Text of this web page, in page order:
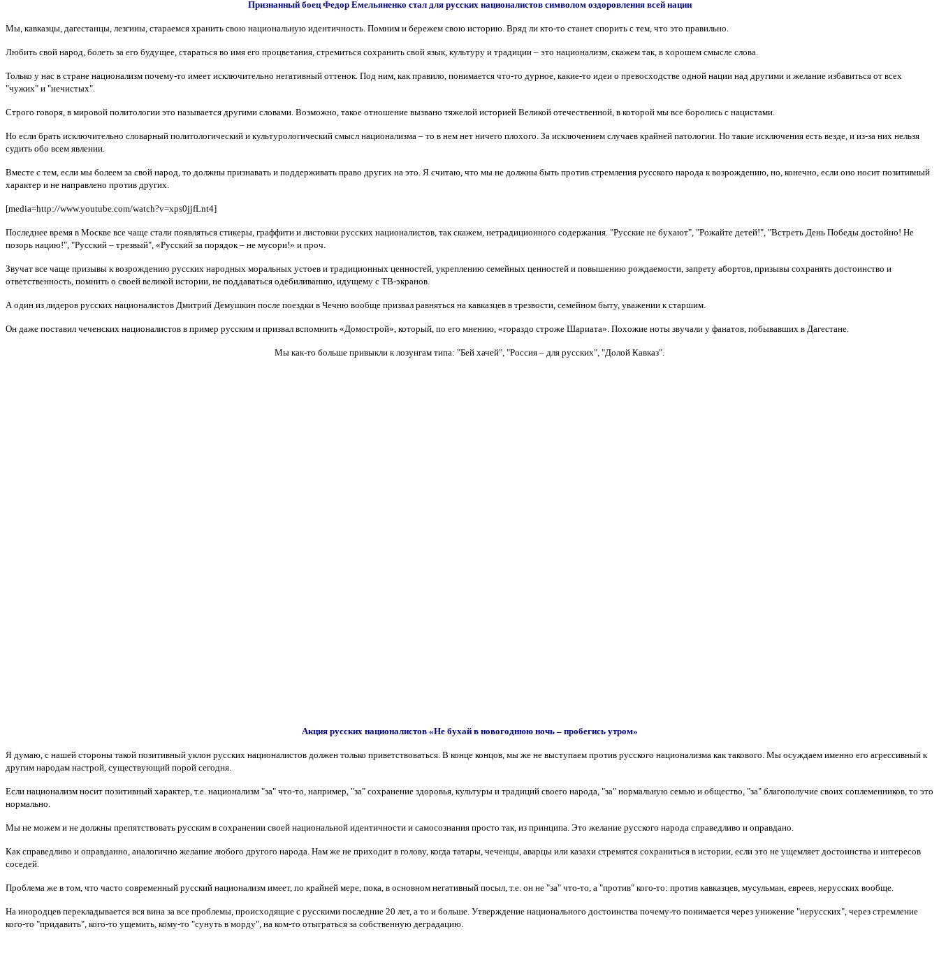
Признанный боец Федор Емельяненко стал для русских националистов символом оздоровления всей нации
Мы, кавказцы, дагестанцы, лезгины, стараемся хранить свою национальную идентичность. Помним и бережем свою историю. Вряд ли кто-то станет спорить с тем, что это правильно.
Любить свой народ, болеть за его будущее, стараться во имя его процветания, стремиться сохранить свой язык, культуру и традиции – это национализм, скажем так, в хорошем смысле слова.
Только у нас в стране национализм почему-то имеет исключительно негативный оттенок. Под ним, как правило, понимается что-то дурное, какие-то идеи о превосходстве одной нации над другими и желание избавиться от всех
"чужих" и "нечистых".
Строго говоря, в мировой политологии это называется другими словами. Возможно, такое отношение вызвано тяжелой историей Великой отечественной, в которой мы все боролись с нацистами.
Но если брать исключительно словарный политологический и культурологический смысл национализма – то в нем нет ничего плохого. За исключением случаев крайней патологии. Но такие исключения есть везде, и из-за них нельзя
судить обо всем явлении.
Вместе с тем, если мы болеем за свой народ, то должны признавать и поддерживать право других на это. Я считаю, что мы не должны быть против стремления русского народа к возрождению, но, конечно, если оно носит позитивный
характер и не направлено против других.
[media=http://www.youtube.com/watch?v=xps0jjfLnt4]
Последнее время в Москве все чаще стали появляться стикеры, граффити и листовки русских националистов, так скажем, нетрадиционного содержания. "Русские не бухают", "Рожайте детей!", "Встреть День Победы достойно! Не
позорь нацию!", "Русский – трезвый", «Русский за порядок – не мусори!» и проч.
Звучат все чаще призывы к возрождению русских народных моральных устоев и традиционных ценностей, укреплению семейных ценностей и повышению рождаемости, запрету абортов, призывы сохранять достоинство и
ответственность, помнить о своей великой истории, не поддаваться одебиливанию, идущему с ТВ-экранов.
А один из лидеров русских националистов Дмитрий Демушкин после поездки в Чечню вообще призвал равняться на кавказцев в трезвости, семейном быту, уважении к старшим.
Он даже поставил чеченских националистов в пример русским и призвал вспомнить «Домострой», который, по его мнению, «гораздо строже Шариата». Похожие ноты звучали у фанатов, побывавших в Дагестане.
Мы как-то больше привыкли к лозунгам типа: "Бей хачей", "Россия – для русских", "Долой Кавказ".
Акция русских националистов «Не бухай в новогоднюю ночь – пробегись утром»
Я думаю, с нашей стороны такой позитивный уклон русских националистов должен только приветствоваться. В конце концов, мы же не выступаем против русского национализма как такового. Мы осуждаем именно его агрессивный к
другим народам настрой, существующий порой сегодня.
Если национализм носит позитивный характер, т.е. национализм "за" что-то, например, "за" сохранение здоровья, культуры и традиций своего народа, "за" нормальную семью и общество, "за" благополучие своих соплеменников, то это
нормально.
Мы не можем и не должны препятствовать русским в сохранении своей национальной идентичности и самосознания просто так, из принципа. Это желание русского народа справедливо и оправдано.
Как справедливо и оправданно, аналогично желание любого другого народа. Нам же не приходит в голову, когда татары, чеченцы, аварцы или казахи стремятся сохраниться в истории, если это не ущемляет достоинства и интересов
соседей.
Проблема же в том, что часто современный русский национализм имеет, по крайней мере, пока, в основном негативный посыл, т.е. он не "за" что-то, а "против" кого-то: против кавказцев, мусульман, евреев, нерусских вообще.
На инородцев перекладывается вся вина за все проблемы, происходящие с русскими последние 20 лет, а то и больше. Утверждение национального достоинства почему-то понимается через унижение "нерусских", через стремление
кого-то "придавить", кого-то ущемить, кому-то "сунуть в морду", на ком-то отыграться за собственную деградацию.